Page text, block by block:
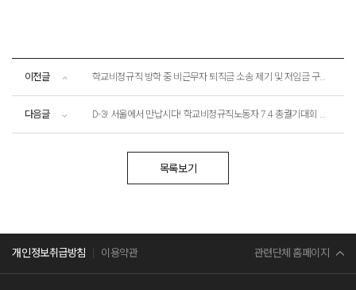
이전글 학교비정규직 방학 중 비근무자 퇴직금 소송 제기 및 저임금 구조 해결 촉구 기자회견
다음글 D-3! 서울에서 만납시다! 학교비정규직노동자 7.4 총궐기대회 선포 전국 동시다발 기자회견
목록보기
개인정보취급방침 이용약관 관련단체 홈페이지
민주노총